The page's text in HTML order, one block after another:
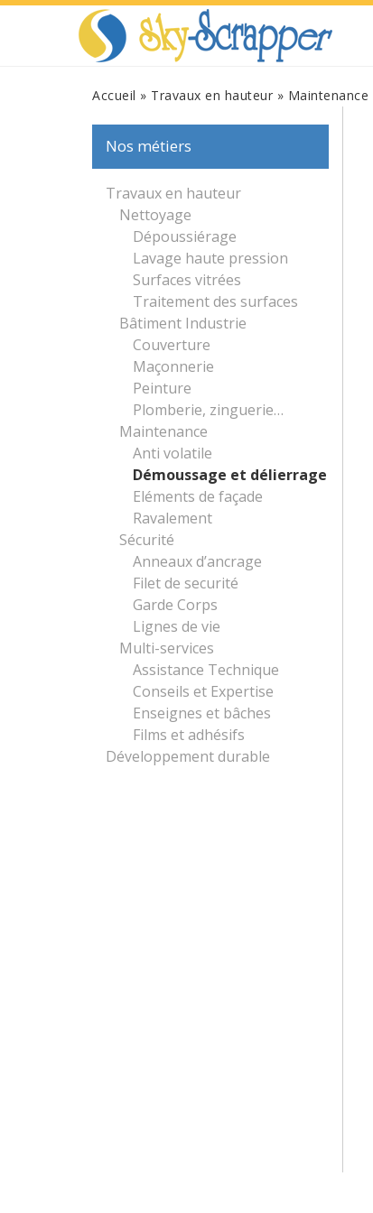
Accueil » Travaux en hauteur » Maintenance
Nos métiers
Travaux en hauteur
Nettoyage
Dépoussiérage
Lavage haute pression
Surfaces vitrées
Traitement des surfaces
Bâtiment Industrie
Couverture
Maçonnerie
Peinture
Plomberie, zinguerie…
Maintenance
Anti volatile
Démoussage et délierrage
Eléments de façade
Ravalement
Sécurité
Anneaux d’ancrage
Filet de securité
Garde Corps
Lignes de vie
Multi-services
Assistance Technique
Conseils et Expertise
Enseignes et bâches
Films et adhésifs
Développement durable